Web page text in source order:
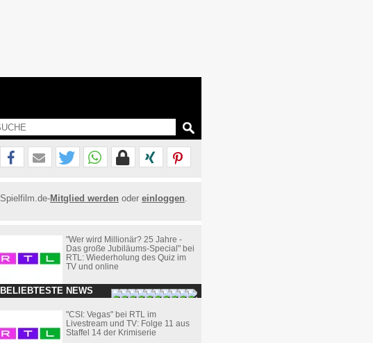
Spielfilm.de-Mitglied werden oder einloggen.
"Wer wird Millionär? 25 Jahre -
Das große Jubiläums-Special" bei
RTL: Wiederholung des Quiz im
TV und online
BELIEBTESTE NEWS
"CSI: Vegas" bei RTL im
Livestream und TV: Folge 11 aus
Staffel 14 der Krimiserie